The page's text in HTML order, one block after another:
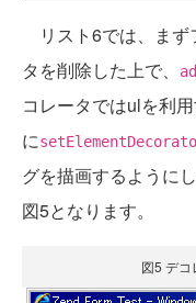
リスト6では、まず
タを削除した上で、
コレータではulを利
に
グを描画するように
図5となります。
図5 デ